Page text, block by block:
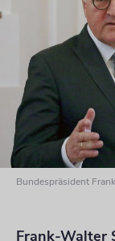
Bundespräsident
Frank-Walter